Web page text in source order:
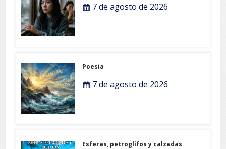
7 de agosto de 2026
Poesia
7 de agosto de 2026
Esferas, petroglifos y calzadas